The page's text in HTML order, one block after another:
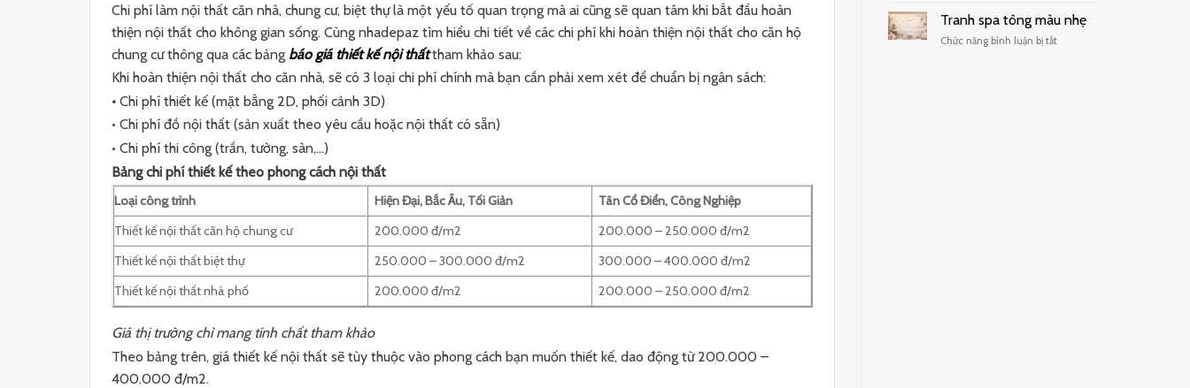
Chi phí làm nội thất căn nhà, chung cư, biệt thự là một yếu tố quan trọng mà ai cũng sẽ quan tâm khi bắt đầu hoàn
thiện nội thất cho không gian sống. Cùng nhadepaz tìm hiểu chi tiết về các chi phí khi hoàn thiện nội thất cho căn hộ
chung cư thông qua các bảng báo giá thiết kế nội thấttham khảo sau:
Khi hoàn thiện nội thất cho căn nhà, sẽ có 3 loại chi phí chính mà bạn cần phải xem xét để chuẩn bị ngân sách:
• Chi phí thiết kế (mặt bằng 2D, phối cảnh 3D)
• Chi phí đồ nội thất (sản xuất theo yêu cầu hoặc nội thất có sẵn)
• Chi phí thi công (trần, tường, sàn,…)
Bảng chi phí thiết kế theo phong cách nội thất
Loại công trình Hiện Đại, Bắc Âu, Tối Giản
Tân Cổ Điển, Công Nghiệp
Thiết kế nội thất căn hộ chung cư
200.000 đ/m2
200.000 – 250.000 đ/m2
Thiết kế nội thất biệt thự
250.000 – 300.000 đ/m2
300.000 – 400.000 đ/m2
Thiết kế nội thất nhà phố
200.000 đ/m2 200.000 – 250.000 đ/m2
Giá thị trường chỉ mang tính chất tham khảo
Theo bảng trên, giá thiết kế nội thất sẽ tùy thuộc vào phong cách bạn muốn thiết kế, dao động từ 200.000 –
400.000 đ/m2.
treo
phòng
massage
Tranh spa tông màu nhẹ
Chức năng bình luận bị tắtở